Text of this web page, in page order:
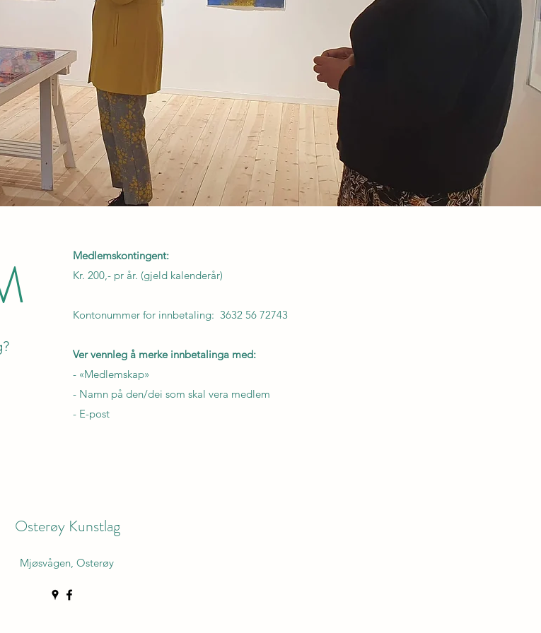
Medlemskontingent:
Kr. 200,- pr år. (gjeld kalenderår)
Kontonummer for innbetaling: 3632 56 72743
Ver vennleg å merke innbetalinga med:
- «Medlemskap»
- Namn på den/dei som skal vera medlem
- E-post
Osterøy Kunstlag
Mjøsvågen, Osterøy